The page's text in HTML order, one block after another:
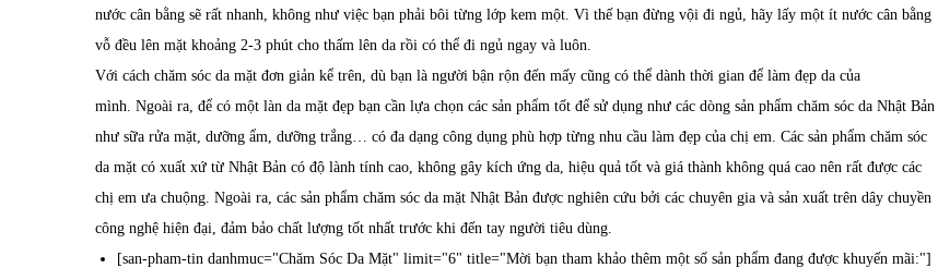
nước cân bằng sẽ rất nhanh, không như việc bạn phải bôi từng lớp kem một. Vì thế bạn đừng vội đi ngủ, hãy lấy một ít nước cân bằng
vỗ đều lên mặt khoảng 2-3 phút cho thấm lên da rồi có thể đi ngủ ngay và luôn.
Với cách chăm sóc da mặt đơn giản kể trên, dù bạn là người bận rộn đến mấy cũng có thể dành thời gian để làm đẹp da của
mình. Ngoài ra, để có một làn da mặt đẹp bạn cần lựa chọn các sản phẩm tốt để sử dụng như các dòng sản phẩm chăm sóc da Nhật Bản
như sữa rửa mặt, dưỡng ẩm, dưỡng trắng… có đa dạng công dụng phù hợp từng nhu cầu làm đẹp của chị em. Các sản phẩm chăm sóc
da mặt có xuất xứ từ Nhật Bản có độ lành tính cao, không gây kích ứng da, hiệu quả tốt và giá thành không quá cao nên rất được các
chị em ưa chuộng. Ngoài ra, các sản phẩm chăm sóc da mặt Nhật Bản được nghiên cứu bởi các chuyên gia và sản xuất trên dây chuyền
công nghệ hiện đại, đảm bảo chất lượng tốt nhất trước khi đến tay người tiêu dùng.
[san-pham-tin danhmuc="Chăm Sóc Da Mặt" limit="6" title="Mời bạn tham khảo thêm một số sản phẩm đang được khuyến mãi:"]